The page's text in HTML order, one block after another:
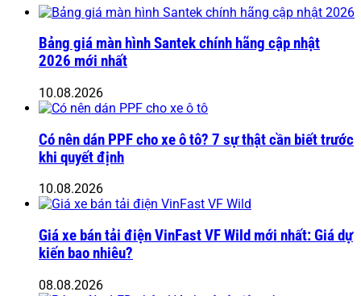
Bảng giá màn hình Santek chính hãng cập nhật
2026 mới nhất
10.08.2026
Có nên dán PPF cho xe ô tô? 7 sự thật cần biết trước
khi quyết định
10.08.2026
Giá xe bán tải điện VinFast VF Wild mới nhất: Giá dự
kiến bao nhiêu?
08.08.2026